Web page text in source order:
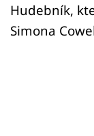
Hudebník,
Simona